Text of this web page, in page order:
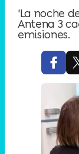
'La noche
Antena 3
emisiones.